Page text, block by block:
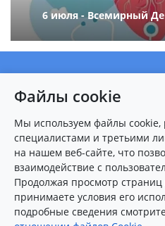
6 июля - Всемирный
О центре
Новости
Пациентам
Карта сайта
Контакты
8 (8412) 25-54-77
Файлы cookie
Мы используем файлы
специалистами и третьими
на нашем веб-сайте, что
взаимодействие с
Продолжая просмотр
принимаете условия его
подробные сведения